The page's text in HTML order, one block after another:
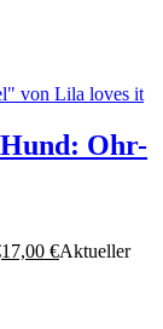
Ohr-
17,00 €Aktueller